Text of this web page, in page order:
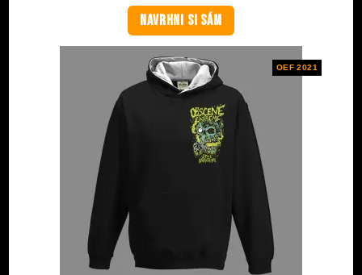
NAVRHNI SI SÁM
OEF 2021